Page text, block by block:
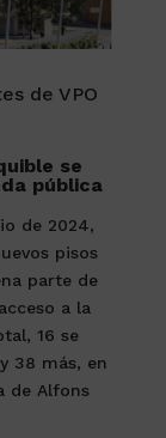
de VPO
se
pública
de 2024,
pisos
parte de
a la
16 se
38 más, en
de Alfons